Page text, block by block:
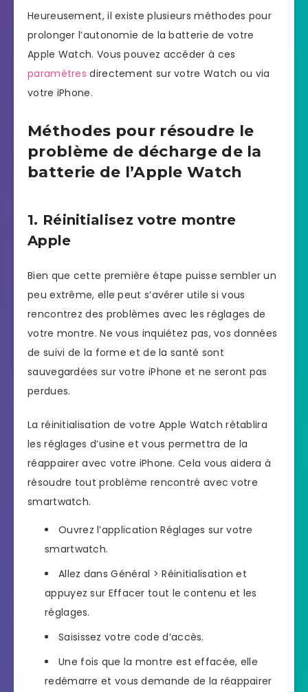
Heureusement, il existe plusieurs méthodes pour
prolonger l’autonomie de la batterie de votre
Apple Watch. Vous pouvez accéder à ces
paramètres directement sur votre Watch ou via
votre iPhone.
Méthodes pour résoudre le
problème de décharge de la
batterie de l’Apple Watch
1. Réinitialisez votre montre
Apple
Bien que cette première étape puisse sembler un
peu extrême, elle peut s’avérer utile si vous
rencontrez des problèmes avec les réglages de
votre montre. Ne vous inquiétez pas, vos données
de suivi de la forme et de la santé sont
sauvegardées sur votre iPhone et ne seront pas
perdues.
La réinitialisation de votre Apple Watch rétablira
les réglages d’usine et vous permettra de la
réappairer avec votre iPhone. Cela vous aidera à
résoudre tout problème rencontré avec votre
smartwatch.
Ouvrez l’application Réglages sur votre
smartwatch.
Allez dans Général > Réinitialisation et
appuyez sur Effacer tout le contenu et les
réglages.
Saisissez votre code d’accès.
Une fois que la montre est effacée, elle
redémarre et vous demande de la réappairer